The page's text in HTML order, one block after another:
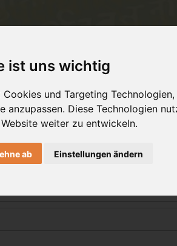
ist uns wichtig
und Targeting
anzupassen. Diese Technologien
weiter zu entwickeln.
ab Einstellungen ändern